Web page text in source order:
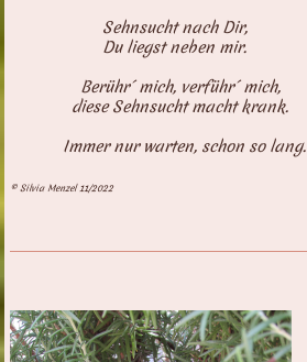
Sehnsucht nach Dir,
Du liegst neben mir.
Berühr´ mich, verführ´ mich,
diese Sehnsucht macht krank.
Immer nur warten, schon so lang.
© Silvia Menzel 11/2022